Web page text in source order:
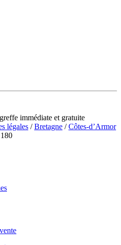
immédiate et gratuite
légales /Bretagne /Côtes-d’Armor